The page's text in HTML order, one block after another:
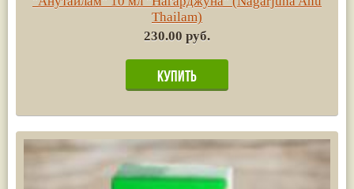
Thailam)
230.00 руб.